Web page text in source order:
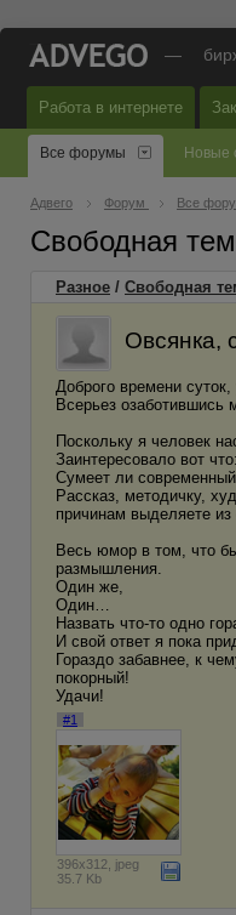
—
Работа в интернете
Все форумы Новые
Адвего Форум Все
Свободная
Разное / Свободная
Овсянка,
Доброго времени
Всерьез
Поскольку я человек
Заинтересовало вот что:
Сумеет ли
Рассказ, методичку,
причинам выделяете
Весь юмор в том, что
размышления.
Один же,
Один…
Назвать что-то одно
И свой ответ я пока
Гораздо забавнее, к
покорный!
Удачи!
#1
396x312, jpeg
35.7 Kb